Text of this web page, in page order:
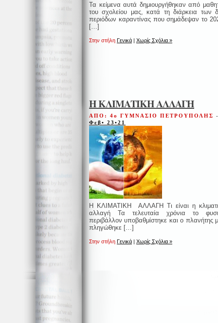
Τα κείμενα αυτά δημιουργήθηκαν από
του σχολείου μας, κατά τη διάρκεια των
περιόδων καραντίνας που σημάδεψαν το
[…]
Στην στήλη Γενικά | Χωρίς Σχόλια »
Η ΚΛΙΜΑΤΙΚΗ ΑΛΛΑΓΗ
ΑΠΟ: 4ο ΓΥΜΝΑΣΙΟ ΠΕΤΡΟΥΠΟΛΗΣ
Φεβ• 23•21
Η ΚΛΙΜΑΤΙΚΗ ΑΛΛΑΓΗ Τι είναι η
αλλαγή Τα τελευταία χρόνια το
περιβάλλον υποβαθμίστηκε και ο πλανήτης
πληγώθηκε […]
Στην στήλη Γενικά | Χωρίς Σχόλια »